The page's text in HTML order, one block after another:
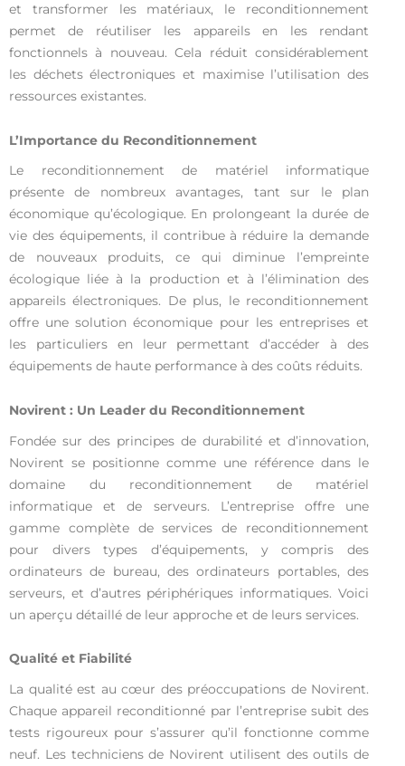
et transformer les matériaux, le reconditionnement
permet de réutiliser les appareils en les rendant
fonctionnels à nouveau. Cela réduit considérablement
les déchets électroniques et maximise l’utilisation des
ressources existantes.
L’Importance du Reconditionnement
Le reconditionnement de matériel informatique
présente de nombreux avantages, tant sur le plan
économique qu’écologique. En prolongeant la durée de
vie des équipements, il contribue à réduire la demande
de nouveaux produits, ce qui diminue l’empreinte
écologique liée à la production et à l’élimination des
appareils électroniques. De plus, le reconditionnement
offre une solution économique pour les entreprises et
les particuliers en leur permettant d’accéder à des
équipements de haute performance à des coûts réduits.
Novirent : Un Leader du Reconditionnement
Fondée sur des principes de durabilité et d’innovation,
Novirent se positionne comme une référence dans le
domaine du reconditionnement de matériel
informatique et de serveurs. L’entreprise offre une
gamme complète de services de reconditionnement
pour divers types d’équipements, y compris des
ordinateurs de bureau, des ordinateurs portables, des
serveurs, et d’autres périphériques informatiques. Voici
un aperçu détaillé de leur approche et de leurs services.
Qualité et Fiabilité
La qualité est au cœur des préoccupations de Novirent.
Chaque appareil reconditionné par l’entreprise subit des
tests rigoureux pour s’assurer qu’il fonctionne comme
neuf. Les techniciens de Novirent utilisent des outils de